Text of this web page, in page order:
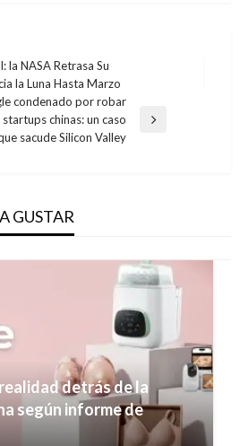
la NASA Retrasa Su
la Luna Hasta Marzo
condenado por robar
chinas: un caso
sacude Silicon Valley
GUSTAR
detrás de la
según informe de